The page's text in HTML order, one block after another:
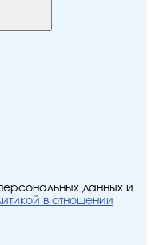
данных и
в отношении